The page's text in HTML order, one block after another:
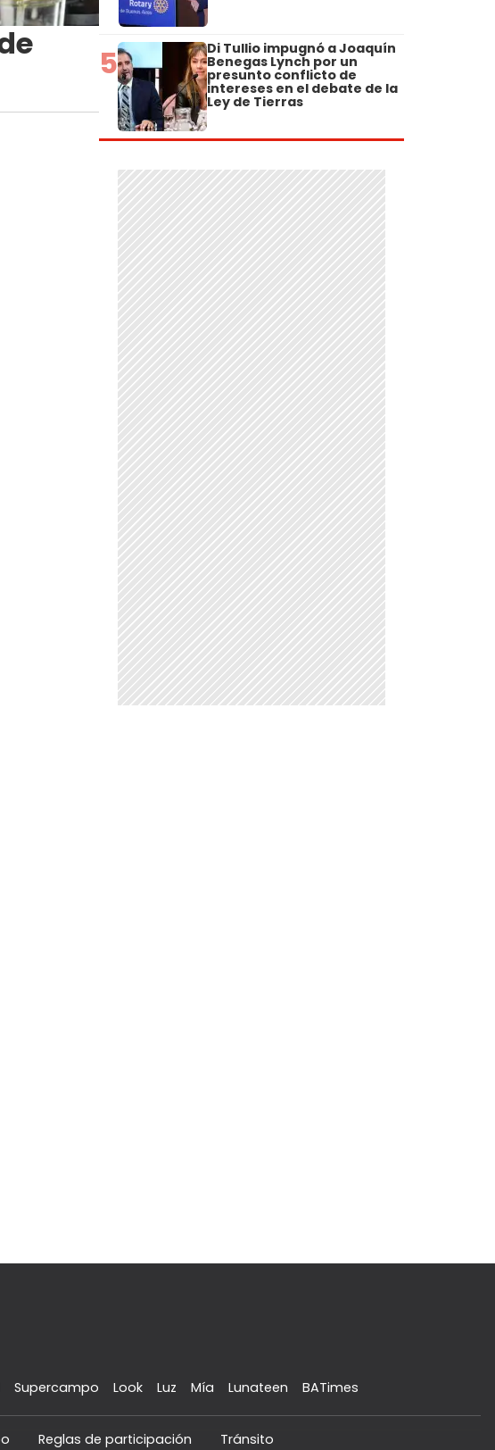
5 Di Tullio impugnó a Joaquín
Benegas Lynch por un
presunto conflicto de
intereses en el debate de la
Ley de Tierras
Supercampo Look Luz Mía Lunateen BATimes
Reglas de participación Tránsito